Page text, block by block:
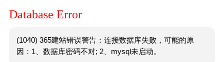
Database Error
(1040) 365建站错误警告：连接数据库失败，可能的原
因：1、数据库密码不对; 2、mysql未启动。